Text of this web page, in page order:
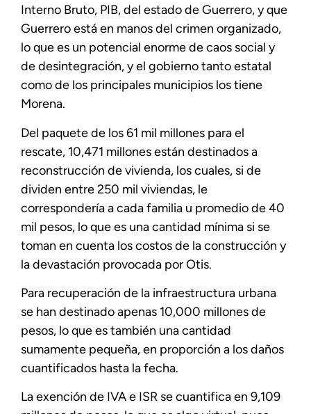
Interno Bruto, PIB, del estado de Guerrero, y que
Guerrero está en manos del crimen organizado,
lo que es un potencial enorme de caos social y
de desintegración, y el gobierno tanto estatal
como de los principales municipios los tiene
Morena.
Del paquete de los 61 mil millones para el
rescate, 10,471 millones están destinados a
reconstrucción de vivienda, los cuales, si de
dividen entre 250 mil viviendas, le
correspondería a cada familia u promedio de 40
mil pesos, lo que es una cantidad mínima si se
toman en cuenta los costos de la construcción y
la devastación provocada por Otis.
Para recuperación de la infraestructura urbana
se han destinado apenas 10,000 millones de
pesos, lo que es también una cantidad
sumamente pequeña, en proporción a los daños
cuantificados hasta la fecha.
La exención de IVA e ISR se cuantifica en 9,109